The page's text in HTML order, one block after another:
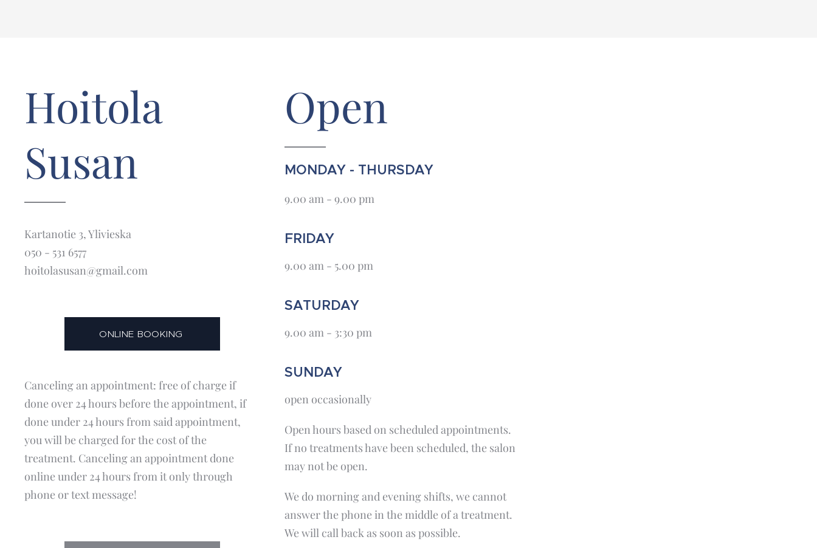
Hoitola
Susan
Kartanotie 3, Ylivieska
050 - 531 6577
hoitolasusan@gmail.com
ONLINE BOOKING
Canceling an appointment: free of charge if
done over 24 hours before the appointment, if
done under 24 hours from said appointment,
you will be charged for the cost of the
treatment. Canceling an appointment done
online under 24 hours from it only through
phone or text message!
Open
MONDAY - THURSDAY
9.00 am - 9.00 pm
FRIDAY
9.00 am - 5.00 pm
SATURDAY
9.00 am - 3:30 pm
SUNDAY
open occasionally
Open hours based on scheduled appointments.
If no treatments have been scheduled, the salon
may not be open.
We do morning and evening shifts, we cannot
answer the phone in the middle of a treatment.
We will call back as soon as possible.